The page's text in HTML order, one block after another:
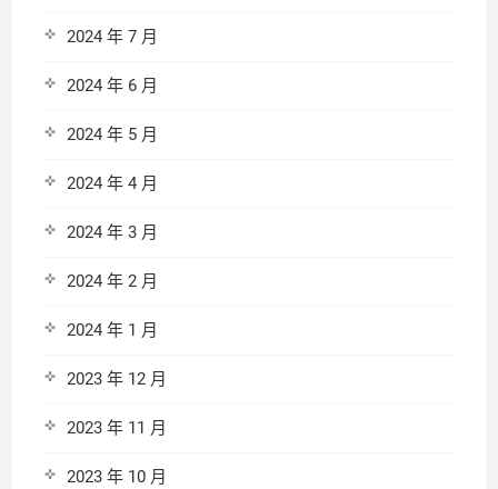
2024 年 7 月
2024 年 6 月
2024 年 5 月
2024 年 4 月
2024 年 3 月
2024 年 2 月
2024 年 1 月
2023 年 12 月
2023 年 11 月
2023 年 10 月